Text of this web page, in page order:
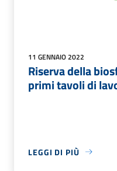
11 GENNAIO 2022
Riserva della
primi tavoli di
LEGGI DI PIÙ